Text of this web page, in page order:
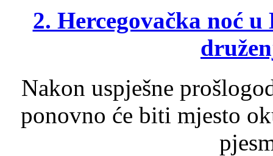
2. Hercegovačka noć
Nakon uspješne
ponovno će biti mjesto